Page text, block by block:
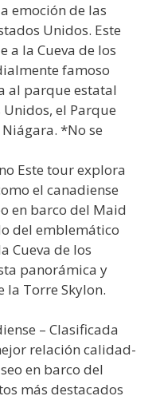
emoción de las
Unidos. Este
a la Cueva de los
famoso
al parque estatal
el Parque
*No se
Este tour explora
el canadiense
en barco del Maid
del emblemático
Cueva de los
panorámica y
la Torre Skylon.
– Clasificada
relación calidad-
en barco del
más destacados